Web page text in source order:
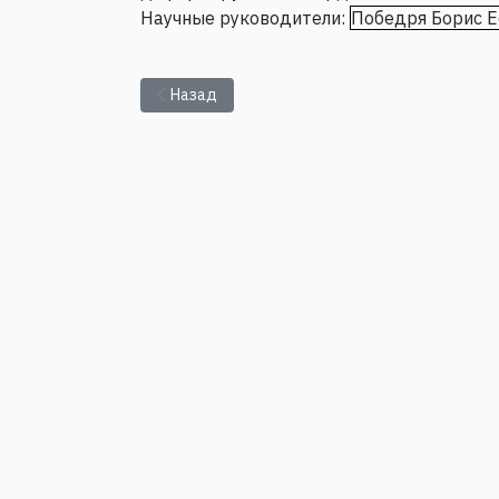
Научные руководители: Победря Борис
Предыдущий: Серия семинаров
Назад